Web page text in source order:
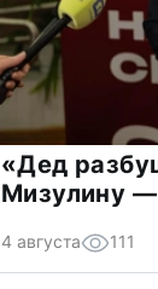
«Дед
Мизулину —
4 августа 111